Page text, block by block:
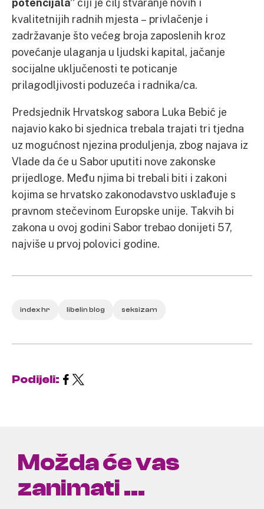
kvalitetnijih radnih mjesta – privlačenje i
zadržavanje što većeg broja zaposlenih kroz
povećanje ulaganja u ljudski kapital, jačanje
socijalne uključenosti te poticanje
prilagodljivosti poduzeća i radnika/ca.
Predsjednik Hrvatskog sabora Luka Bebić je
najavio kako bi sjednica trebala trajati tri tjedna
uz mogućnost njezina produljenja, zbog najava iz
Vlade da će u Sabor uputiti nove zakonske
prijedloge. Među njima bi trebali biti i zakoni
kojima se hrvatsko zakonodavstvo usklađuje s
pravnom stečevinom Europske unije. Takvih bi
zakona u ovoj godini Sabor trebao donijeti 57,
najviše u prvoj polovici godine.
index hr libelin blog seksizam
Podijeli:
Možda će vas
zanimati ...